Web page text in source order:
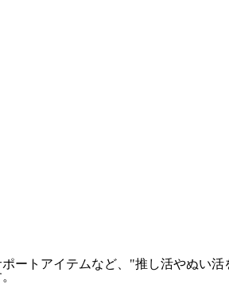
ートアイテムなど、"推し活やぬい